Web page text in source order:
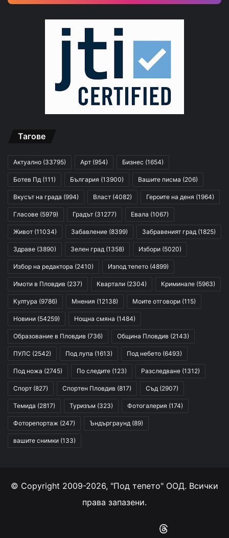
Тагове
Актуално (33795) Арт (954) Бизнес (1654)
Ботев Пд (111) България (13900) Вашите писма (206)
Вкусът на града (994) Власт (4082) Героите на деня (1964)
Гласове (5979) Градът (31277) Евала (1067)
Живот (11034) Забавление (8399) Забравеният град (1825)
Здраве (3890) Зелен град (1358) Избори (5020)
Избор на редактора (2410) Изпод тепето (4899)
Имоти в Пловдив (237) Квартали (2304) Криминале (5963)
Култура (9786) Мнения (12138) Моите отговори (115)
Новини (54259) Нощна смяна (1484)
Образование в Пловдив (736) Община Пловдив (2143)
ПУЛС (2542) Под лупа (1613) Под небето (6493)
Под ножа (2745) По следите (123) Разследване (1312)
Спорт (827) Спортен Пловдив (817) Съд (2907)
Темида (2817) Туризъм (323) Фотогалерия (174)
Фоторепортаж (247) Ъндърграунд (89)
вашите снимки (133)
© Copyright 2009-2026, "Под тепето" ООД. Всички
права запазени.
Instagram
RSS